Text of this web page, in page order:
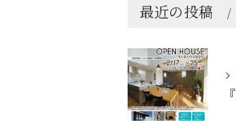
最近の投稿